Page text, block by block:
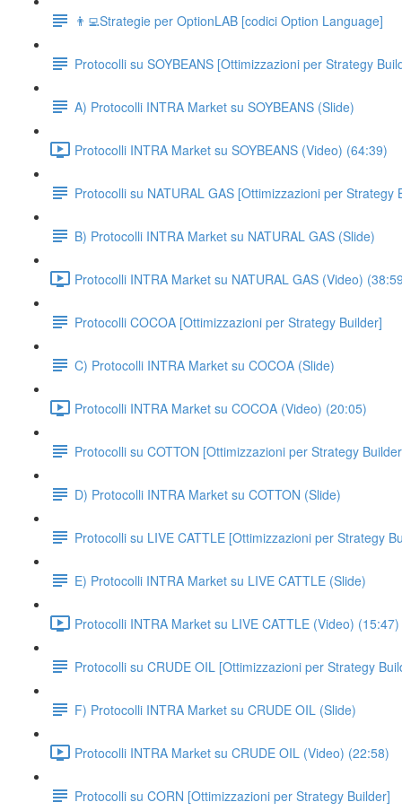
👨‍💻Strategie per OptionLAB [codici Option Language]
Protocolli su SOYBEANS [Ottimizzazioni per Strategy
A) Protocolli INTRA Market su SOYBEANS (Slide)
Protocolli INTRA Market su SOYBEANS (Video) (64:39)
Protocolli su NATURAL GAS [Ottimizzazioni per Strategy
B) Protocolli INTRA Market su NATURAL GAS (Slide)
Protocolli INTRA Market su NATURAL GAS (Video)
Protocolli COCOA [Ottimizzazioni per Strategy Builder]
C) Protocolli INTRA Market su COCOA (Slide)
Protocolli INTRA Market su COCOA (Video) (20:05)
Protocolli su COTTON [Ottimizzazioni per Strategy
D) Protocolli INTRA Market su COTTON (Slide)
Protocolli su LIVE CATTLE [Ottimizzazioni per Strategy
E) Protocolli INTRA Market su LIVE CATTLE (Slide)
Protocolli INTRA Market su LIVE CATTLE (Video) (15:47)
Protocolli su CRUDE OIL [Ottimizzazioni per Strategy
F) Protocolli INTRA Market su CRUDE OIL (Slide)
Protocolli INTRA Market su CRUDE OIL (Video) (22:58)
Protocolli su CORN [Ottimizzazioni per Strategy Builder]